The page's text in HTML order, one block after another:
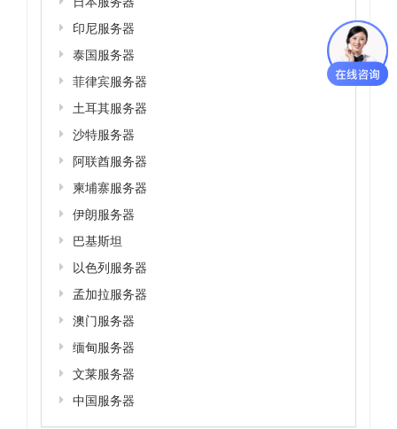
印尼服务器
泰国服务器
菲律宾服务器
土耳其服务器
沙特服务器
阿联酋服务器
柬埔寨服务器
伊朗服务器
巴基斯坦
以色列服务器
孟加拉服务器
澳门服务器
缅甸服务器
文莱服务器
中国服务器